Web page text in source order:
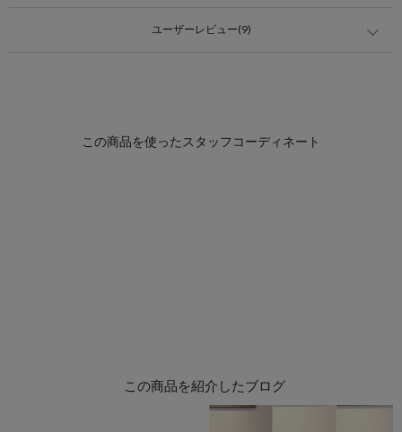
ユーザーレビュー(9)
この商品を紹介したブログ